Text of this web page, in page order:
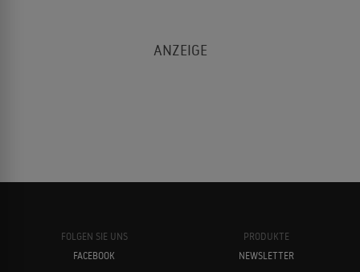
FOLGEN SIE UNS
FACEBOOK
PRODUKTE
NEWSLETTER